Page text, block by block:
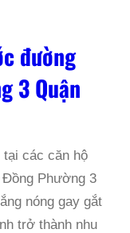
đường
3 Quận
các căn hộ
Đồng Phường 3
nóng gay gắt
trở thành nhu